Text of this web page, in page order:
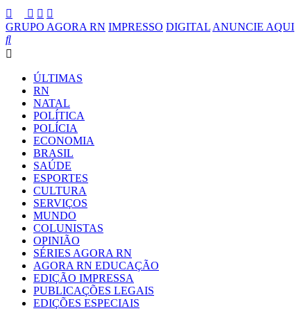
GRUPO AGORA RN IMPRESSO DIGITAL ANUNCIE AQUI
ÚLTIMAS
RN
NATAL
POLÍTICA
POLÍCIA
ECONOMIA
BRASIL
SAÚDE
ESPORTES
CULTURA
SERVIÇOS
MUNDO
COLUNISTAS
OPINIÃO
SÉRIES AGORA RN
AGORA RN EDUCAÇÃO
EDIÇÃO IMPRESSA
PUBLICAÇÕES LEGAIS
EDIÇÕES ESPECIAIS